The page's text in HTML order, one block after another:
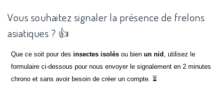
Vous souhaitez signaler la présence de frelons
asiatiques ? 👍
Que ce soit pour desinsectes isolés ou bienun nid , utilisez le
formulaire ci-dessous pour nous envoyer le signalement en 2 minutes
chrono et sans avoir besoin de créer un compte. ⏳